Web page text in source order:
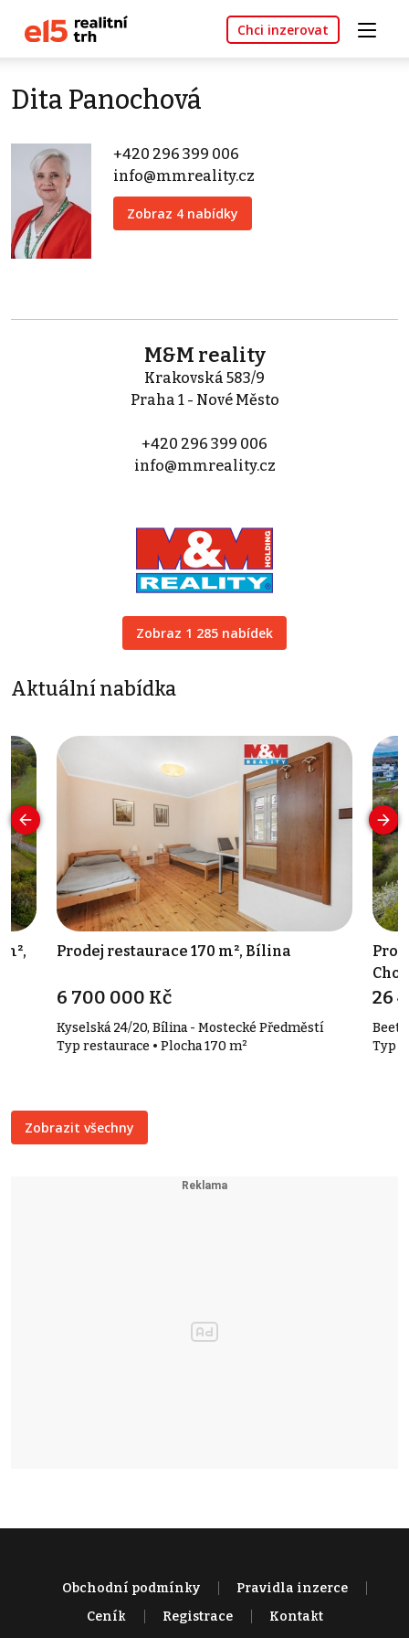
Chci inzerovat
Dita Panochová
+420 296 399 006
info@mmreality.cz
Zobraz 4 nabídky
M&M reality
Krakovská 583/9
Praha 1 - Nové Město
+420 296 399 006
info@mmreality.cz
Zobraz 1 285 nabídek
Aktuální nabídka
Prodej restaurace 170 m², Bílina
6 700 000 Kč
Kyselská 24/20, Bílina - Mostecké Předměstí
Typ restaurace • Plocha 170 m²
26
Typ
Zobrazit všechny
Obchodní podmínky
Pravidla inzerce
Ceník
Registrace Kontakt